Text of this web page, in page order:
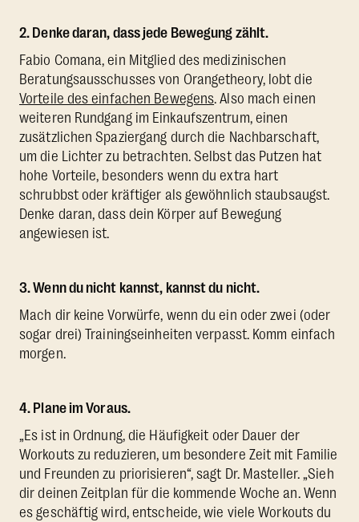
2. Denke daran, dass jede Bewegung zählt.
Fabio Comana, ein Mitglied des medizinischen
Beratungsausschusses von Orangetheory, lobt die
Vorteile des einfachen Bewegens. Also mach einen
weiteren Rundgang im Einkaufszentrum, einen
zusätzlichen Spaziergang durch die Nachbarschaft,
um die Lichter zu betrachten. Selbst das Putzen hat
hohe Vorteile, besonders wenn du extra hart
schrubbst oder kräftiger als gewöhnlich staubsaugst.
Denke daran, dass dein Körper auf Bewegung
angewiesen ist.
3. Wenn du nicht kannst, kannst du nicht.
Mach dir keine Vorwürfe, wenn du ein oder zwei (oder
sogar drei) Trainingseinheiten verpasst. Komm einfach
morgen.
4. Plane im Voraus.
„Es ist in Ordnung, die Häufigkeit oder Dauer der
Workouts zu reduzieren, um besondere Zeit mit Familie
und Freunden zu priorisieren“, sagt Dr. Masteller. „Sieh
dir deinen Zeitplan für die kommende Woche an. Wenn
es geschäftig wird, entscheide, wie viele Workouts du